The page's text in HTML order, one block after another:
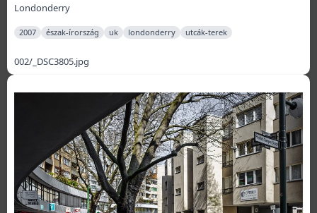
Londonderry
2007 észak-írország uk londonderry utcák-terek
002/_DSC3805.jpg